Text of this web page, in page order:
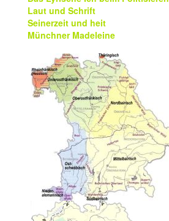
Laut und Schrift
Seinerzeit und heit
Münchner Madeleine